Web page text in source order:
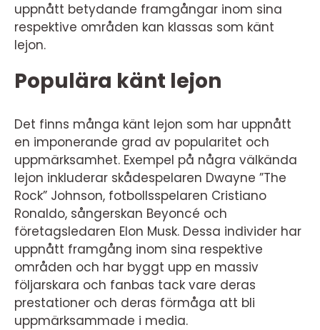
uppnått betydande framgångar inom sina
respektive områden kan klassas som känt
lejon.
Populära känt lejon
Det finns många känt lejon som har uppnått
en imponerande grad av popularitet och
uppmärksamhet. Exempel på några välkända
lejon inkluderar skådespelaren Dwayne ”The
Rock” Johnson, fotbollsspelaren Cristiano
Ronaldo, sångerskan Beyoncé och
företagsledaren Elon Musk. Dessa individer har
uppnått framgång inom sina respektive
områden och har byggt upp en massiv
följarskara och fanbas tack vare deras
prestationer och deras förmåga att bli
uppmärksammade i media.